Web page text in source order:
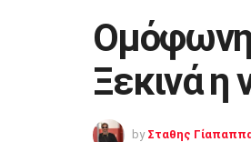
Ομόφωνη
Ξεκινά η
by Σταθης